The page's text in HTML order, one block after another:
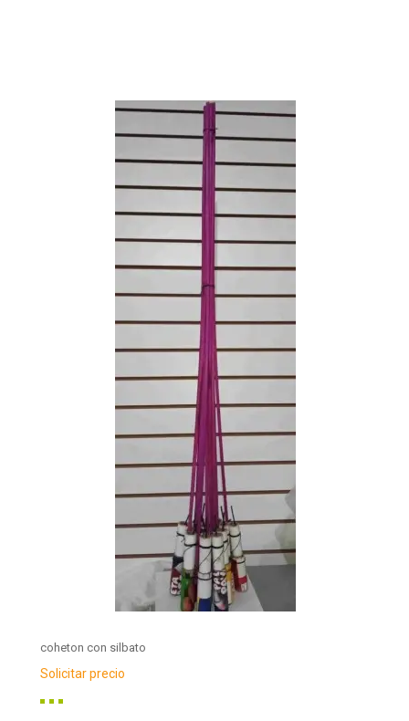
coheton con silbato
Solicitar precio